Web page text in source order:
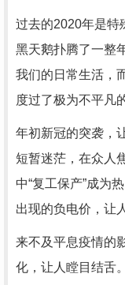
过去的2020年是特
黑天鹅扑腾了一整
我们的日常生活，
度过了极为不平凡
年初新冠的突袭，
短暂迷茫，在众人
中“复工保产”成为
出现的负电价，让
来不及平息疫情的
化，让人瞠目结舌